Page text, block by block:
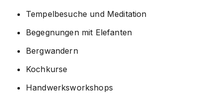
Tempelbesuche und Meditation
Begegnungen mit Elefanten
Bergwandern
Kochkurse
Handwerksworkshops